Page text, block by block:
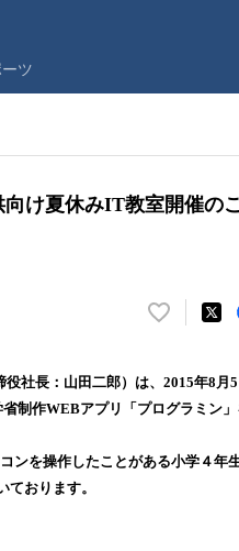
ツ
け夏休みIT教室開催の
い
！
数
読
社長：山田二郎）は、2015年8月
制作WEBアプリ「プログラミン
を操作したことがある小学４年
おります。